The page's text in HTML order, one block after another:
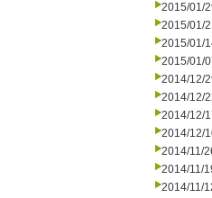
2015/01/
2015/01/
2015/01/
2015/01/
2014/12/
2014/12/
2014/12/
2014/12/
2014/11/
2014/11/
2014/11/